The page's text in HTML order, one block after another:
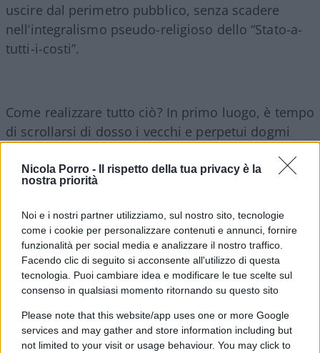
Nicola Porro -
Il rispetto della tua privacy è la
nostra priorità
Noi e i nostri partner utilizziamo, sul nostro sito, tecnologie
come i cookie per personalizzare contenuti e annunci, fornire
funzionalità per social media e analizzare il nostro traffico.
Facendo clic di seguito si acconsente all'utilizzo di questa
tecnologia. Puoi cambiare idea e modificare le tue scelte sul
consenso in qualsiasi momento ritornando su questo sito
Please note that this website/app uses one or more Google
services and may gather and store information including but
not limited to your visit or usage behaviour. You may click to
uscire dal perimetro pubblico, senza scadere
nell’integralismo pseudo-religioso dello “Stato-a-
tutti-i-costi”.
Come realizzare tutto ciò? In primo luogo, è tempo
di scrollarsi di dosso i vecchi e perpetui dogmi
un pizzico di spesa pubblica in più, distribuendo
un po’ di deficit qua e là come se si stesse usando
la bacchetta della fata turchina: tralasciando le
discussioni sul debito, dovrebbe essere lampante
a tutti quanto l’amministrazione statale sia
inefficiente e non trasparente nel gestire i soldi
dei contribuenti (di tutti noi!). I tristissimi casi
pessima gestione del personale tecnico-
amministrativo e, al contempo, dei ricercatori